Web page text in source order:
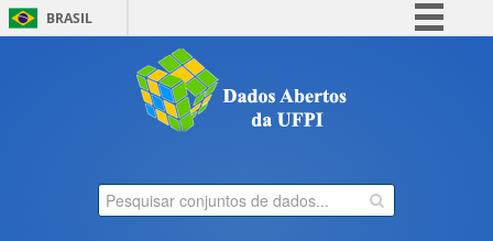
BRASIL
Comunica BR
Participe
Legislação